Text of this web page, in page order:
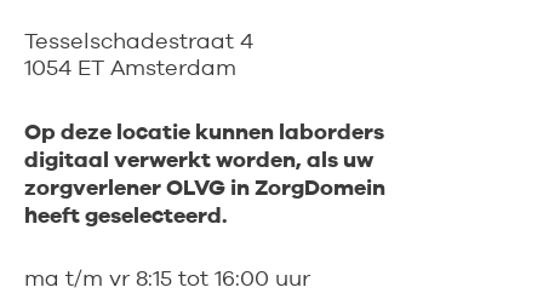
Tesselschadestraat 4
1054 ET Amsterdam
Op deze locatie kunnen laborders
digitaal verwerkt worden, als uw
zorgverlener OLVG in ZorgDomein
heeft geselecteerd.
ma t/m vr 8:15 tot 16:00 uur